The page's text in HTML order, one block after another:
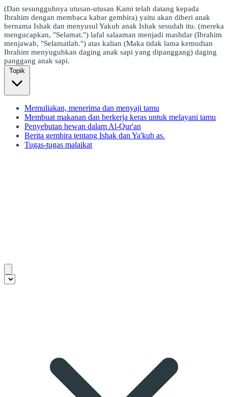
(Dan sesungguhnya utusan-utusan Kami telah datang kepada
Ibrahim dengan membaca kabar gembira) yaitu akan diberi anak
bernama Ishak dan menyusul Yakub anak Ishak sesudah itu. (mereka
mengucapkan, "Selamat.") lafal salaaman menjadi mashdar (Ibrahim
menjawab, "Selamatlah.") atas kalian (Maka tidak lama kemudian
Ibrahim menyuguhkan daging anak sapi yang dipanggang) daging
panggang anak sapi.
Topik
Memuliakan, menerima dan menyaji tamu
Membuat makanan dan berkerja keras untuk melayani tamu
Penyebutan hewan dalam Al-Qur'an
Berita gembira tentang Ishak dan Ya'kub as.
Tugas-tugas malaikat